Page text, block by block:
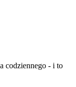
codziennego - i to